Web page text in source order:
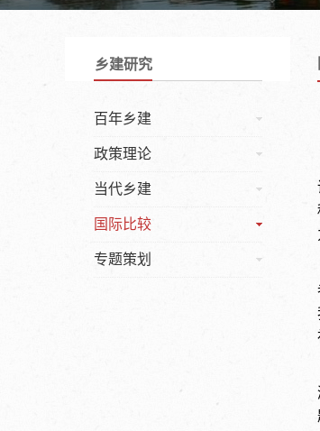
乡建研究
百年乡建
政策理论
当代乡建
国际比较
专题策划